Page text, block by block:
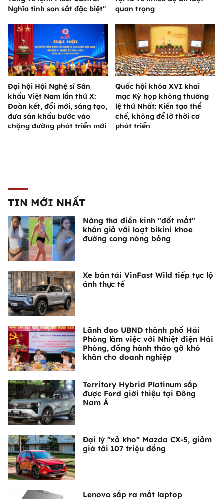
Nghĩa tình son sắt đặc biệt"
quan trọng
Đại hội Hội Nghệ sĩ Sân
khấu Việt Nam lần thứ X:
Đoàn kết, đổi mới, sáng tạo,
đưa sân khấu bước vào
chặng đường phát triển mới
Quốc hội khóa XVI khai
mạc Kỳ họp không thường
lệ thứ Nhất: Kiến tạo thể
chế, không để lỡ thời cơ
phát triển
TIN MỚI NHẤT
Nàng thơ điền kinh "đốt mắt"
khán giả với loạt bikini khoe
đường cong nóng bỏng
Xe bán tải VinFast Wild tiếp tục lộ
ảnh thực tế
Lãnh đạo UBND thành phố Hải
Phòng làm việc với Nhiệt điện Hải
Phòng, đồng hành tháo gỡ khó
khăn cho doanh nghiệp
Territory Hybrid Platinum sắp
được Ford giới thiệu tại Đông
Nam Á
Đại lý "xả kho" Mazda CX-5, giảm
giá tới 107 triệu đồng
Lenovo sắp ra mắt laptop